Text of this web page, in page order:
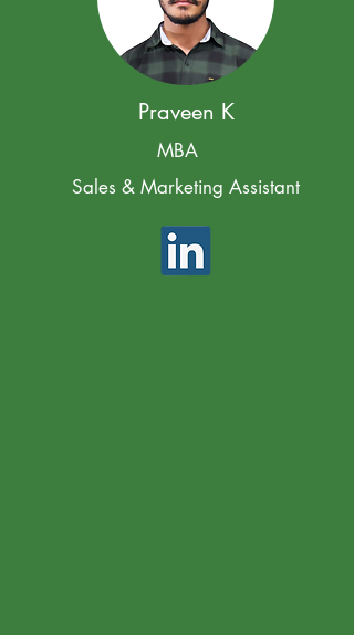
Praveen K
Sales & Marketing Assistant
MBA